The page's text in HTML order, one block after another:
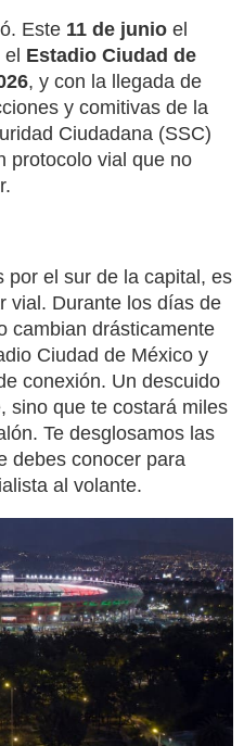
Este 11 de junio el
Estadio Ciudad de
, y con la llegada de
y comitivas de la
Ciudadana (SSC)
protocolo vial que no
por el sur de la capital, es
vial. Durante los días de
cambian drásticamente
Ciudad de México y
conexión. Un descuido
sino que te costará miles
Te desglosamos las
debes conocer para
al volante.